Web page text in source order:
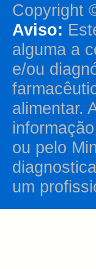
Copyright
Aviso:
alguma a
e/ou
alimentar.
ou pelo
um